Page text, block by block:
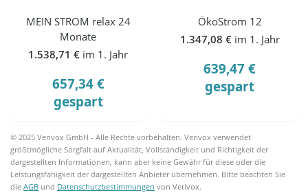
MEIN STROM relax 24
Monate
1.538,71 € im 1. Jahr
657,34 €
gespart
ÖkoStrom 12
1.347,08 € im 1. Jahr
639,47 €
gespart
© 2025 Verivox GmbH - Alle Rechte vorbehalten. Verivox verwendet
größtmögliche Sorgfalt auf Aktualität, Vollständigkeit und Richtigkeit der
dargestellten Informationen, kann aber keine Gewähr für diese oder die
Leistungsfähigkeit der dargestellten Anbieter übernehmen. Bitte beachten Sie
dieAGB und Datenschutzbestimmungen von Verivox.